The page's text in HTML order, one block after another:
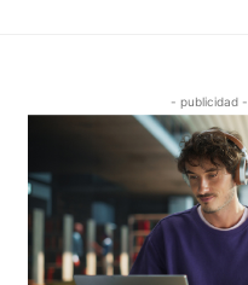
- publicidad -